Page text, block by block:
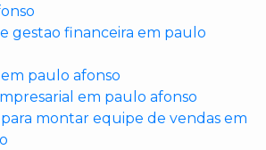
gestao financeira em paulo
paulo afonso
em paulo afonso
montar equipe de vendas em